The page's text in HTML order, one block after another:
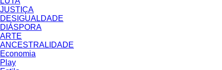
JUSTIÇA
DESIGUALDADE
DIÁSPORA
ARTE
ANCESTRALIDADE
Economia
Play